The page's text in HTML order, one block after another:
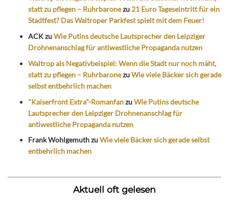
statt zu pflegen – Ruhrbaronezu 21 Euro Tageseintritt für ein
Stadtfest? Das Waltroper Parkfest spielt mit dem Feuer!
ACKzuWie Putins deutsche Lautsprecher den Leipziger
Drohnenanschlag für antiwestliche Propaganda nutzen
Waltrop als Negativbeispiel: Wenn die Stadt nur noch mäht,
statt zu pflegen – RuhrbaronezuWie viele Bäcker sich gerade
selbst entbehrlich machen
"Kaiserfront Extra"-RomanfanzuWie Putins deutsche
Lautsprecher den Leipziger Drohnenanschlag für
antiwestliche Propaganda nutzen
Frank WohlgemuthzuWie viele Bäcker sich gerade selbst
entbehrlich machen
Aktuell oft gelesen